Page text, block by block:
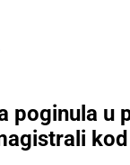
poginula u